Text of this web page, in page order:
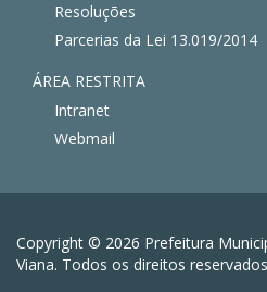
Resoluções
Parcerias da Lei 13.019/2014
ÁREA RESTRITA
Intranet
Webmail
Copyright © 2026 Prefeitura
Viana. Todos os direitos